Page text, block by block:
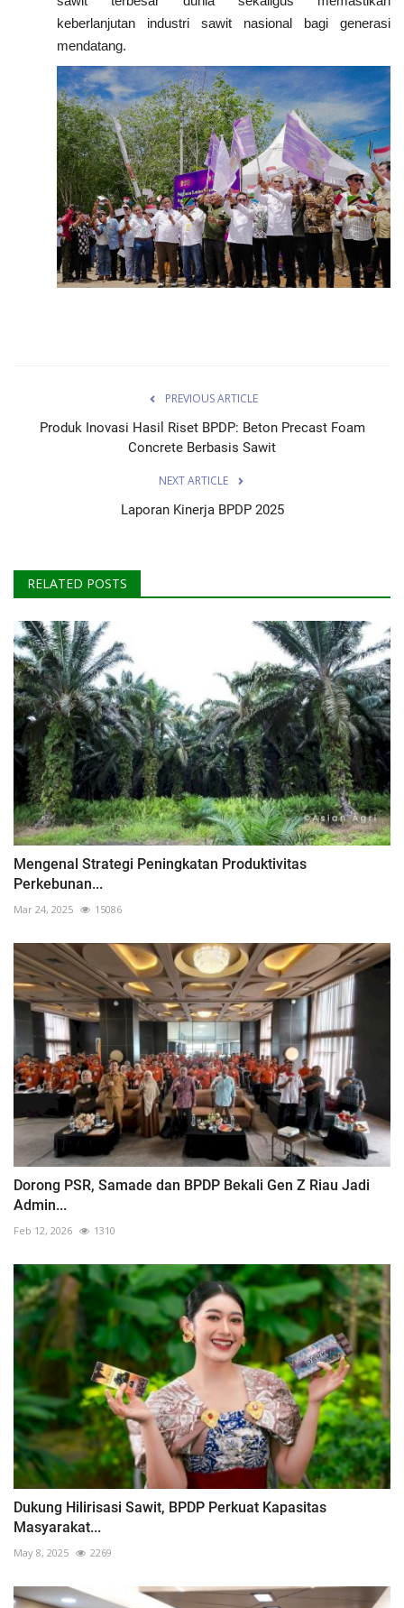
keberlanjutan industri sawit nasional bagi generasi
mendatang.
PREVIOUS ARTICLE
Produk Inovasi Hasil Riset BPDP: Beton Precast Foam
Concrete Berbasis Sawit
NEXT ARTICLE
Laporan Kinerja BPDP 2025
RELATED POSTS
Mengenal Strategi Peningkatan Produktivitas
Perkebunan...
Mar 24, 2025 15086
Dorong PSR, Samade dan BPDP Bekali Gen Z Riau Jadi
Admin...
Feb 12, 2026 1310
Dukung Hilirisasi Sawit, BPDP Perkuat Kapasitas
Masyarakat...
May 8, 2025 2269